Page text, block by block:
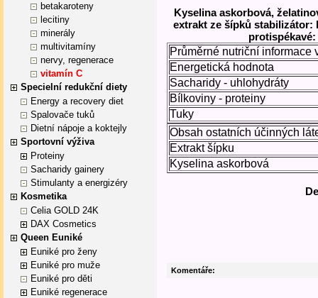
betakaroteny
lecitiny
minerály
multivitamíny
nervy, regenerace
vitamín C
Specielní redukční diety
Energy a recovery diet
Spalovače tuků
Dietní nápoje a koktejly
Sportovní výživa
Proteiny
Sacharidy gainery
Stimulanty a energizéry
Kosmetika
Celia GOLD 24K
DAX Cosmetics
Queen Euniké
Euniké pro ženy
Euniké pro muže
Euniké pro děti
Euniké regenerace
Kyselina askorbová,
extrakt ze šípků
Průměrné nutriční informace
Energetická hodnota
Sacharidy - uhlohydráty
Bílkoviny - proteiny
Tuky
Obsah ostatních účinných
Extrakt šípku
Kyselina askorbová
Komentáře: